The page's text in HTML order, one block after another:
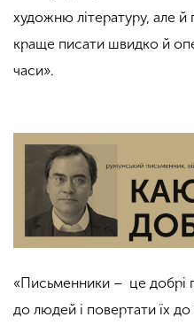
художню літературу, але й
краще писати швидко й
часи».
«Письменники – це добрі
до людей і повертати їх